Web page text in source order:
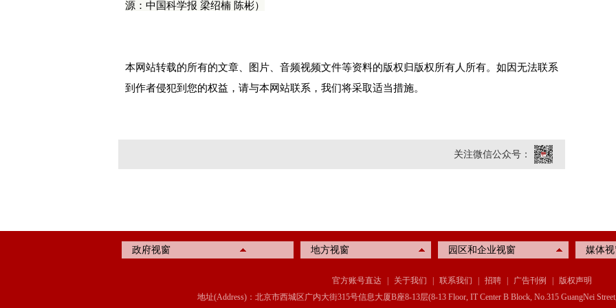
源：中国科学报 梁绍楠 陈彬）
本网站转载的所有的文章、图片、音频视频文件等资料的版权归版权所有人所有。如因无法联系
到作者侵犯到您的权益，请与本网站联系，我们将采取适当措施。
关注微信公众号：
政府视窗 地方视窗 园区和企业视窗 媒体
官方账号直达 关于我们 联系我们 招聘 广告刊例
版权声明
地址(Address)：北京市西城区广内大街315号信息大厦B座8-13层(8-13 Floor, IT Center B Block, No.315 GuangNei